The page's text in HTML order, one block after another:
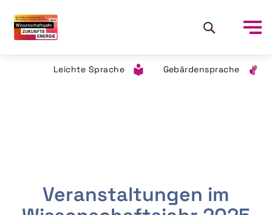
Leichte Sprache Gebärdensprache
Veranstaltungen im